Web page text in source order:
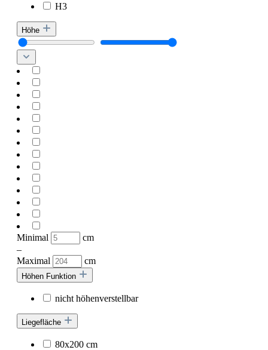
H3
Höhe
Minimal
cm
–
Maximal
cm
Höhen Funktion
nicht höhenverstellbar
Liegefläche
80x200 cm